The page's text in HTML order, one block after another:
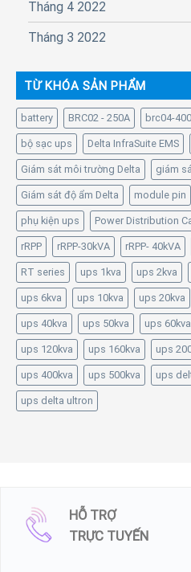
Tháng 4 2022
Tháng 3 2022
TỪ KHÓA SẢN PHẨM
battery BRC02 - 250A brc04-
bộ sạc ups Delta InfraSuite EMS
Giám sát môi trường Delta giám
Giám sát độ ẩm Delta module pin
phụ kiện ups Power Distribution
rRPP rRPP-30kVA rRPP- 40kVA
RT series ups 1kva ups 2kva
ups 6kva ups 10kva ups 20kva
ups 40kva ups 50kva ups 60kva
ups 120kva ups 160kva ups
ups 400kva ups 500kva ups
ups delta ultron
HỖ TRỢ
TRỰC TUYẾN